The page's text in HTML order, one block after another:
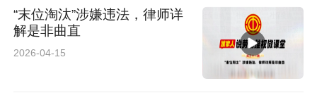
“末位淘汰”涉嫌违法，律师详
解是非曲直
2026-04-15